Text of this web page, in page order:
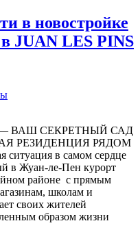
в новостройке
JUAN LES PINS
— ВАШ СЕКРЕТНЫЙ САД
РЕЗИДЕНЦИЯ РЯДОМ
в самом сердце
в Жуан-ле-Пен курорт
районе с прямым
школам и
своих жителей
образом жизни